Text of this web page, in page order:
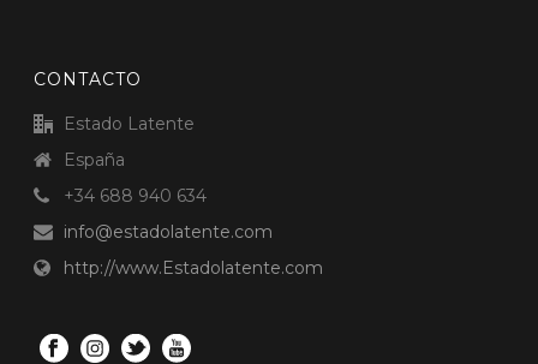
CONTACTO
Estado Latente
España
+34 688 940 634
info@estadolatente.com
http://www.Estadolatente.com